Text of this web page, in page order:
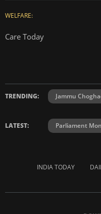
WELFARE:
Care Today
TRENDING: Jammu
LATEST: Parliament
INDIA TODAY